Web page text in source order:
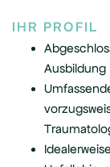
IHR PROFIL
Ausbildung